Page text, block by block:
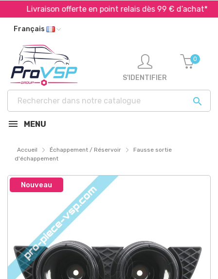
Livraison offerte en point relais dès 99 € d’achat*
Français

S'IDENTIFIER
0
MENU
Accueil Échappement / Réservoir
Fausse sortie
d'échappement
Nouveau